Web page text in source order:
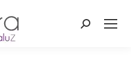
Buscar: